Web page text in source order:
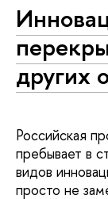
других
Российская
пребывает в
видов
просто не